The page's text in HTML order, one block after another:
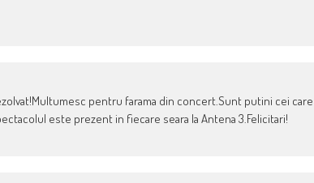
pentru farama din concert.Sunt putini cei care
este prezent in fiecare seara la Antena 3.Felicitari!